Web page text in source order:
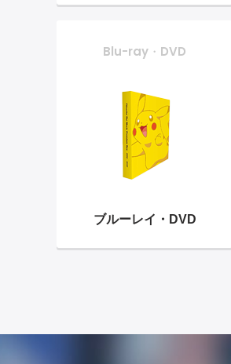
Blu-ray・DVD
ブルーレイ・ DVD